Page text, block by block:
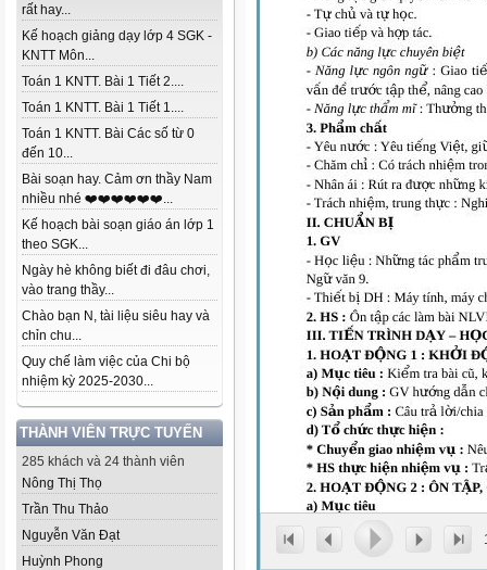
rất hay...
Kế hoạch giảng dạy lớp 4 SGK -
KNTT Môn...
Toán 1 KNTT. Bài 1 Tiết 2....
Toán 1 KNTT. Bài 1 Tiết 1....
Toán 1 KNTT. Bài Các số từ 0
đến 10...
Bài soạn hay. Cảm ơn thầy Nam
nhiều nhé ❤️❤️❤️❤️❤️❤️...
Kế hoạch bài soạn giáo án lớp 1
theo SGK...
Ngày hè không biết đi đâu chơi,
vào trang thầy...
Chào bạn N, tài liệu siêu hay và
chỉn chu...
Quy chế làm việc của Chi bộ
nhiệm kỳ 2025-2030...
THÀNH VIÊN TRỰC TUYẾN
285 khách và 24 thành viên
Nông Thị Thọ
Trần Thu Thảo
Nguyễn Văn Đạt
Huỳnh Phong